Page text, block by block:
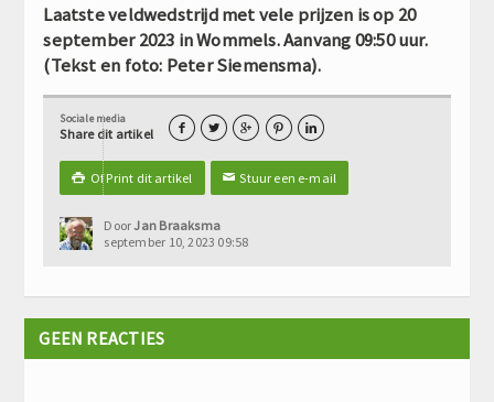
Laatste veldwedstrijd met vele prijzen is op 20
september 2023 in Wommels. Aanvang 09:50 uur.
(Tekst en foto: Peter Siemensma).
Sociale media
Share dit artikel     
 Of Print dit artikel ✉Stuur een e-mail
DoorJan Braaksma
september 10, 2023 09:58
GEEN REACTIES